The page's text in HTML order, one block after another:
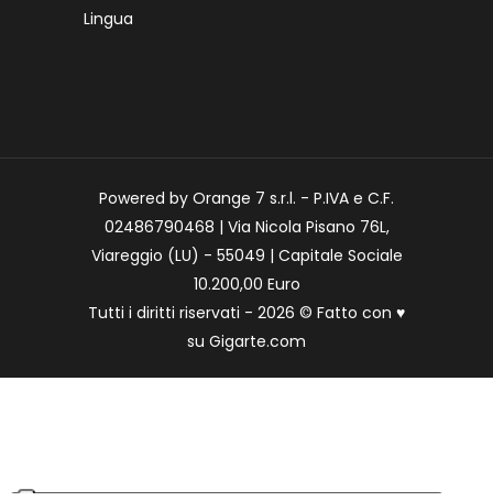
Lingua
Powered by Orange 7 s.r.l. - P.IVA e C.F.
02486790468 | Via Nicola Pisano 76L,
Viareggio (LU) - 55049 | Capitale Sociale
10.200,00 Euro
Tutti i diritti riservati - 2026 © Fatto con ♥
su Gigarte.com